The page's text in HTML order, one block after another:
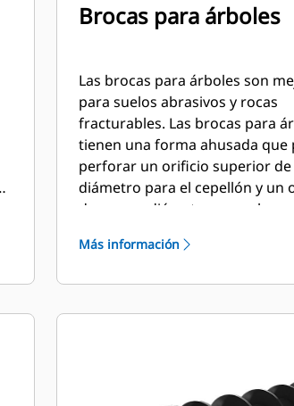
Brocas para árboles
Las brocas para árboles son
para suelos abrasivos y rocas
fracturables. Las brocas para árboles
tienen una forma ahusada que
perforar un orificio superior
diámetro para el cepellón y un
de menor diámetro para abono
Más información